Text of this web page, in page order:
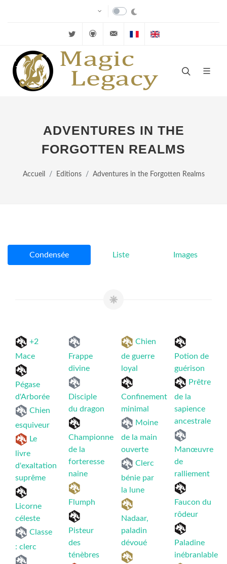
Twitter Github velkuns@magiclegacy.fr
Cartes FR
ADVENTURES IN THE
FORGOTTEN REALMS
Accueil Editions Adventures in the Forgotten Realms
Condensée Liste Images
+2
Mace
Pégase
d'Arborée
Chien
esquiveur
Le
livre
d'exaltation
suprême
Licorne
céleste
Classe
: clerc
Frappe
divine
Disciple
du dragon
Championne
de la
forteresse
naine
Flumph
Pisteur
des
ténèbres
Chien
de guerre
loyal
Confinement
minimal
Moine
de la main
ouverte
Clerc
bénie par
la lune
Nadaar,
paladin
dévoué
Potion de
guérison
Prêtre
de la
sapience
ancestrale
Manœuvre
de
ralliement
Faucon du
rôdeur
Paladine
inébranlable